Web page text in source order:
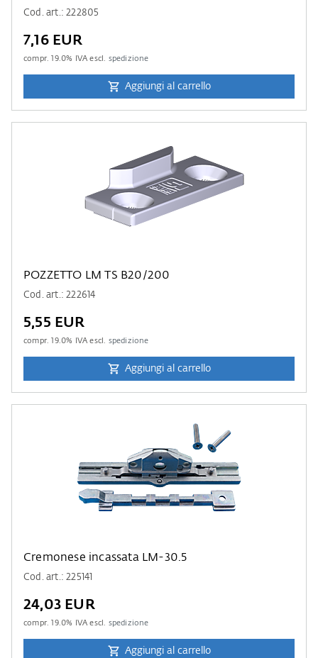
Cod. art.: 222805
7,16 EUR
compr.19.0% IVA escl. spedizione
Aggiungi al carrello
POZZETTO LM TS B20/200
Cod. art.: 222614
5,55 EUR
compr.19.0% IVA escl. spedizione
Aggiungi al carrello
Cremonese incassata LM-30.5
Cod. art.: 225141
24,03 EUR
compr.19.0% IVA escl. spedizione
Aggiungi al carrello